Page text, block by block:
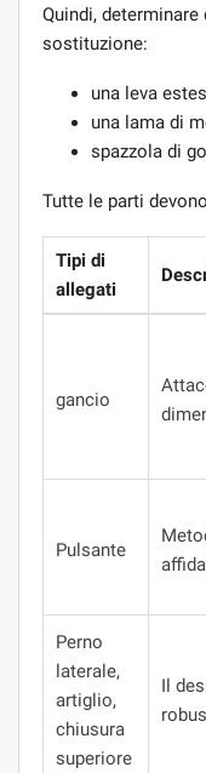
Quindi,
sostituzione:
una leva
una lama di
spazzola di
Tutte le parti
Tipi di
allegati
gancio
Pulsante
Perno
laterale,
artiglio,
chiusura
superiore
Il